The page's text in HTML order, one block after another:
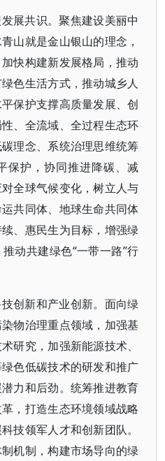
展共识。聚焦建设美丽中
山就是金山银山的理念，
快构建新发展格局，推动
色生活方式，推动城乡人
保护支撑高质量发展、创
、全流域、全过程生态环
理念、系统治理思维统筹
保护，协同推进降碳、减
全球气候变化，树立人与
共同体、地球生命共同体
、惠民生为目标，增强绿
动共建绿色“一带一路”行
创新和产业创新。面向绿
物治理重点领域，加强基
研究，加强新能源技术、
色低碳技术的研发和推广
力和后劲。统筹推进教育
，打造生态环境领域战略
技领军人才和创新团队。
机制，构建市场导向的绿